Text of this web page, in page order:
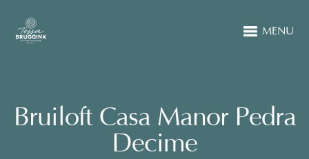
MENU
Bruiloft Casa Manor Pedra
Decime